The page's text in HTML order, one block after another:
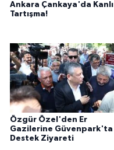
Ankara Çankaya'da Kanlı
Tartışma!
Özgür Özel'den Er
Gazilerine Güvenpark'ta
Destek Ziyareti